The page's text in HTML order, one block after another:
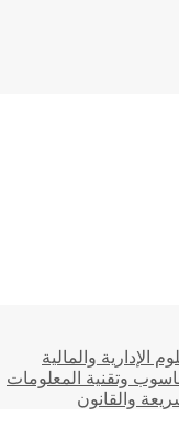
الإدارية والمالية
وتقنية المعلومات
والقانون